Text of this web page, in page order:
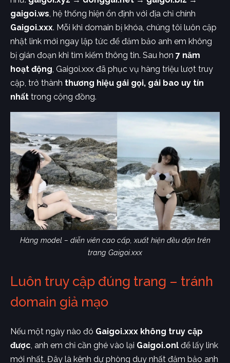
gaigoi.ws, hệ thống hiện ổn định với địa chỉ chính
Gaigoi.xxx. Mỗi khi domain bị khóa, chúng tôi luôn cập
nhật link mới ngay lập tức để đảm bảo anh em không
bị gián đoạn khi tìm kiếm thông tin. Sau hơn 7 năm
hoạt động, Gaigoi.xxx đã phục vụ hàng triệu lượt truy
cập, trở thành thương hiệu gái gọi, gái bao uy tín
nhất trong cộng đồng.
Hàng model – diễn viên cao cấp, xuất hiện đều đặn trên
trang Gaigoi.xxx
Luôn truy cập đúng trang – tránh
domain giả mạo
Nếu một ngày nào đó Gaigoi.xxx không truy cập
được , anh em chỉ cần ghé vào lại Gaigoi.onl để lấy link
mới nhất. Đây là kênh dự phòng duy nhất đảm bảo anh